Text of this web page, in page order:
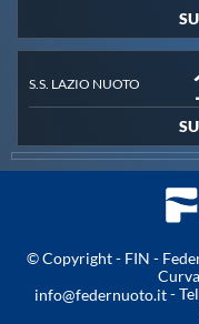
Master
Formazione
GUG
Propaganda
S.S. LAZIO NUOTO
© Copyright - FIN -
info@federnuoto.it-